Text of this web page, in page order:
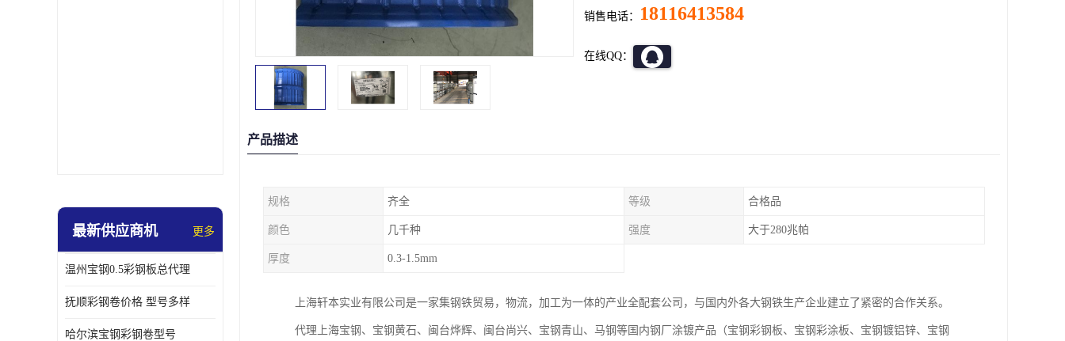
最新供应商机 更多
温州宝钢0.5彩钢板总代理
抚顺彩钢卷价格 型号多样
哈尔滨宝钢彩钢卷型号
销售电话： 18116413584
在线QQ：
产品描述
规格 齐全 等级 合格品
颜色 几千种 强度 大于280兆帕
厚度 0.3-1.5mm
上海轩本实业有限公司是一家集钢铁贸易，物流，加工为一体的产业全配套公司，与国内外各大钢铁生产企业建立了紧密的合作关系。
代理上海宝钢、宝钢黄石、闽台烨辉、闽台尚兴、宝钢青山、马钢等国内钢厂涂镀产品（宝钢彩钢板、宝钢彩涂板、宝钢镀铝锌、宝钢